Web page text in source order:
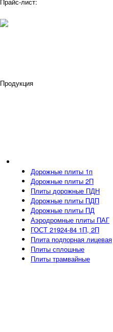
Прайс-лист:
Продукция
Дорожные плиты 1п
Дорожные плиты 2П
Плиты дорожные ПДН
Дорожные плиты ПДП
Дорожные плиты ПД
Аэродромные плиты ПАГ
ГОСТ 21924-84 1П, 2П
Плита подпорная лицевая
Плиты сплошные
Плиты трамвайные